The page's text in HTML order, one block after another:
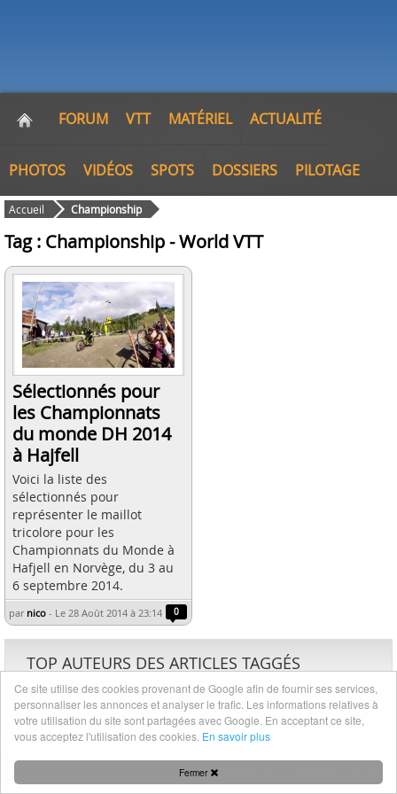
FORUM VTT MATÉRIEL ACTUALITÉ
PHOTOS VIDÉOS SPOTS DOSSIERS PILOTAGE
Accueil Championship
Tag : Championship - World VTT
Sélectionnés pour
les Championnats
du monde DH 2014
à Hajfell
Voici la liste des
sélectionnés pour
représenter le maillot
tricolore pour les
Championnats du Monde à
Hafjell en Norvège, du 3 au
6 septembre 2014.
par nico - Le 28 Août 2014 à 23:14 0
TOP AUTEURS DES ARTICLES TAGGÉS
1 nico 1
article
Mentions légales
Fermer
Ce site utilise des cookies provenant de Google afin de fournir ses services,
personnaliser les annonces et analyser le trafic. Les informations relatives à
votre utilisation du site sont partagées avec Google. En acceptant ce site,
vous acceptez l'utilisation des cookies. En savoir plus